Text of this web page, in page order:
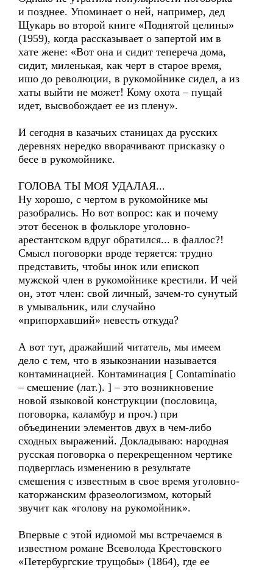
и позднее. Упоминает о ней, например, дед
Щукарь во второй книге «Поднятой целины»
(1959), когда рассказывает о запертой им в
хате жене: «Вот она и сидит тепереча дома,
сидит, миленькая, как черт в старое время,
ишо до революции, в рукомойнике сидел, а из
хаты выйти не может! Кому охота – пущай
идет, высвобождает ее из плену».
И сегодня в казачьих станицах да русских
деревнях нередко вворачивают присказку о
бесе в рукомойнике.
ГОЛОВА ТЫ МОЯ УДАЛАЯ...
Ну хорошо, с чертом в рукомойнике мы
разобрались. Но вот вопрос: как и почему
этот бесенок в фольклоре уголовно-
арестантском вдруг обратился... в фаллос?!
Смысл поговорки вроде теряется: трудно
представить, чтобы инок или епископ
мужской член в рукомойнике крестили. И чей
он, этот член: свой личный, зачем-то сунутый
в умывальник, или случайно
«припорхавший» невесть откуда?
А вот тут, дражайший читатель, мы имеем
дело с тем, что в языкознании называется
контаминацией. Контаминация [ Сontaminatio
– смешение (лат.). ] – это возникновение
новой языковой конструкции (пословица,
поговорка, каламбур и проч.) при
объединении элементов двух в чем-либо
сходных выражений. Докладываю: народная
русская поговорка о перекрещенном чертике
подверглась изменению в результате
смешения с известным в свое время уголовно-
каторжанским фразеологизмом, который
звучит как «голову на рукомойник».
Впервые с этой идиомой мы встречаемся в
известном романе Всеволода Крестовского
«Петербургские трущобы» (1864), где ее